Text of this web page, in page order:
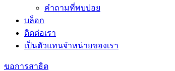
คำถามที่พบบ่อย
บล็อก
ติดต่อเรา
เป็นตัวแทนจำหน่ายของเรา
ขอการสาธิต